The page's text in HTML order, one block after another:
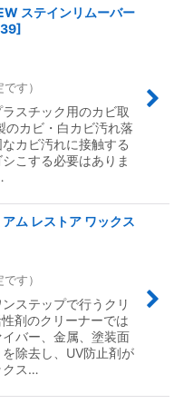
ステインリムーバー
]
す）
スチック用のカビ取
のカビ・白カビ汚れ落
カビ汚れに接触する
こする必要はありま
ム レストア ワックス
す）
ステップで行うクリ
剤のクリーナーでは
バー、金属、塗装面
除去し、UV防止剤が
クス…